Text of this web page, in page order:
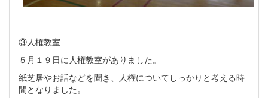
③人権教室
５月１９日に人権教室がありました。
紙芝居やお話などを聞き、人権についてしっかりと考える時
間となりました。